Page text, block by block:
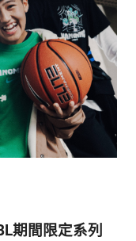
期間限定系列